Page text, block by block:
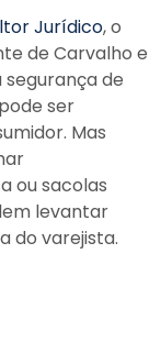
Jurídico, o
de Carvalho e
segurança de
ser
Mas
ou sacolas
levantar
do varejista.